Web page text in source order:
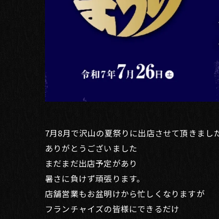
7月8月で沢山の夏祭りに出店させて頂きまし
ありがとうございました
まだまだ出店予定があり
暑さに負けず頑張ります。
店舗営業もお盆明けから忙しくなりますが
フランチャイズの皆様にできるだけ